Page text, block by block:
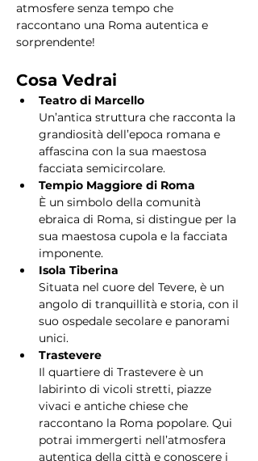
atmosfere senza tempo che
raccontano una Roma autentica e
sorprendente!
Cosa Vedrai
Teatro di Marcello
Un’antica struttura che racconta la
grandiosità dell’epoca romana e
affascina con la sua maestosa
facciata semicircolare.
Tempio Maggiore di Roma
È un simbolo della comunità
ebraica di Roma, si distingue per la
sua maestosa cupola e la facciata
imponente.
Isola Tiberina
Situata nel cuore del Tevere, è un
angolo di tranquillità e storia, con il
suo ospedale secolare e panorami
unici.
Trastevere
Il quartiere di Trastevere è un
labirinto di vicoli stretti, piazze
vivaci e antiche chiese che
raccontano la Roma popolare. Qui
potrai immergerti nell’atmosfera
autentica della città e conoscere i